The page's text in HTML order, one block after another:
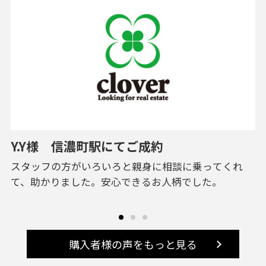
L様 豊島区にてご成約
いま住んでいる家が狭く感じ始めたので、探し始めま
した。 そのため、家の広さと、駅からの距離感を優先
購入者様の声をもっと見る